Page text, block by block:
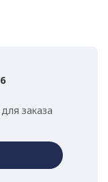
заказа